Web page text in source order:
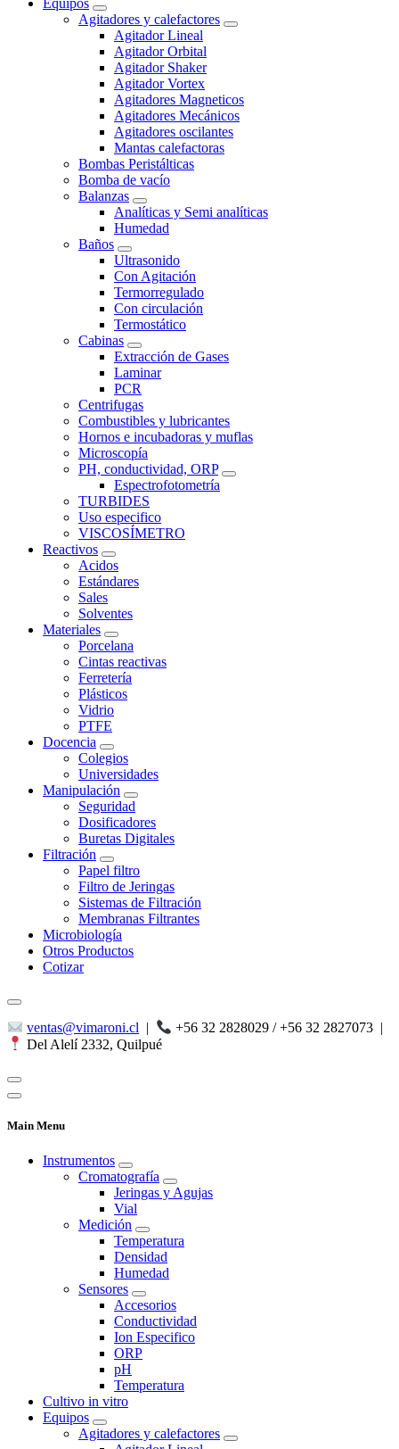
Agitadores y calefactores
Agitador Lineal
Agitador Orbital
Agitador Shaker
Agitador Vortex
Agitadores Magneticos
Agitadores Mecánicos
Agitadores oscilantes
Mantas calefactoras
Bombas Peristálticas
Bomba de vacío
Balanzas
Analíticas y Semi analíticas
Humedad
Baños
Ultrasonido
Con Agitación
Termorregulado
Con circulación
Termostático
Cabinas
Extracción de Gases
Laminar
PCR
Centrifugas
Combustibles y lubricantes
Hornos e incubadoras y muflas
Microscopía
PH, conductividad, ORP
Espectrofotometría
TURBIDES
Uso especifico
VISCOSÍMETRO
Reactivos
Acidos
Estándares
Sales
Solventes
Materiales
Porcelana
Cintas reactivas
Ferretería
Plásticos
Vidrio
PTFE
Docencia
Colegios
Universidades
Manipulación
Seguridad
Dosificadores
Buretas Digitales
Filtración
Papel filtro
Filtro de Jeringas
Sistemas de Filtración
Membranas Filtrantes
Microbiología
Otros Productos
Cotizar
ventas@vimaroni.cl | +56 32 2828029 / +56 32 2827073 |
Del Alelí 2332, Quilpué
Main Menu
Instrumentos
Cromatografía
Jeringas y Agujas
Vial
Medición
Temperatura
Densidad
Humedad
Sensores
Accesorios
Conductividad
Ion Especifico
ORP
pH
Temperatura
Cultivo in vitro
Equipos
Agitadores y calefactores